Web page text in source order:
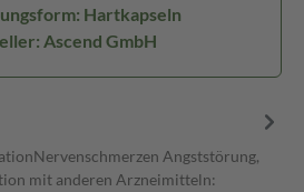
Hartkapseln
Ascend GmbH
Angststörung,
mit anderen Arzneimitteln: